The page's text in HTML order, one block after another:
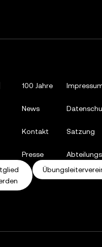
100 Jahre
News
Kontakt
Presse
Satzung